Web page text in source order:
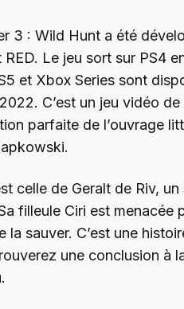
3 : Wild Hunt a été
Le jeu sort sur PS4
et Xbox Series sont
C’est un jeu vidéo
parfaite de l’ouvrage
celle de Geralt de Riv,
filleule Ciri est menacée
la sauver. C’est une
une conclusion à